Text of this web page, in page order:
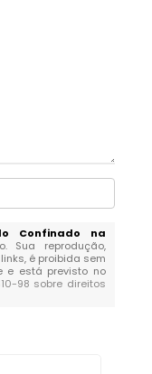
Confinado na
Sua reprodução,
é proibida sem
e está previsto no
98 sobre direitos